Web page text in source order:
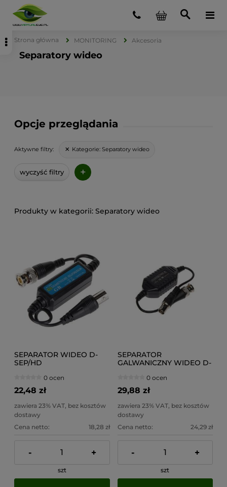
Strona główna MONITORING Akcesoria
Separatory wideo
Opcje przeglądania
Aktywne filtry: Kategorie: Separatory wideo
wyczyść filtry +
Separatory wideo
SEPARATOR WIDEO D-
SEP/HD
0 ocen
22,48 zł
zawiera 23% VAT, bez kosztów
dostawy
Cena netto:
18,28 zł
- +
szt
SEPARATOR
GALWANICZNY WIDEO D-
0 ocen
29,88 zł
zawiera 23% VAT, bez kosztów
dostawy
Cena netto:
24,29 zł
- +
szt